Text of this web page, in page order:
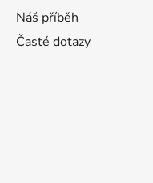
Náš příběh
Časté dotazy